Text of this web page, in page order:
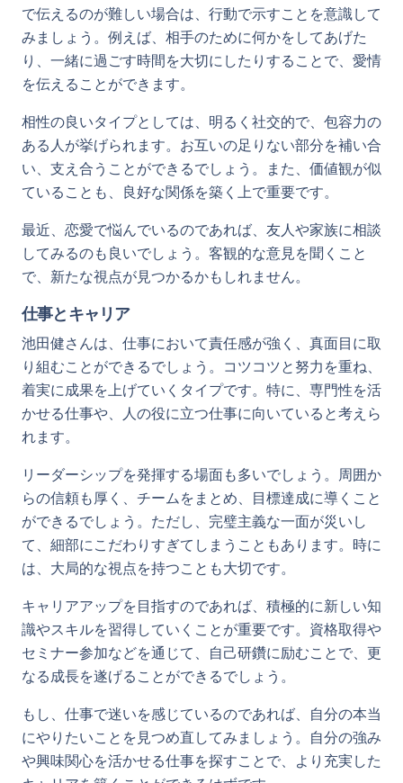
で伝えるのが難しい場合は、行動で示すことを意識して
みましょう。例えば、相手のために何かをしてあげた
り、一緒に過ごす時間を大切にしたりすることで、愛情
を伝えることができます。
相性の良いタイプとしては、明るく社交的で、包容力の
ある人が挙げられます。お互いの足りない部分を補い合
い、支え合うことができるでしょう。また、価値観が似
ていることも、良好な関係を築く上で重要です。
最近、恋愛で悩んでいるのであれば、友人や家族に相談
してみるのも良いでしょう。客観的な意見を聞くこと
で、新たな視点が見つかるかもしれません。
仕事とキャリア
池田健さんは、仕事において責任感が強く、真面目に取
り組むことができるでしょう。コツコツと努力を重ね、
着実に成果を上げていくタイプです。特に、専門性を活
かせる仕事や、人の役に立つ仕事に向いていると考えら
れます。
リーダーシップを発揮する場面も多いでしょう。周囲か
らの信頼も厚く、チームをまとめ、目標達成に導くこと
ができるでしょう。ただし、完璧主義な一面が災いし
て、細部にこだわりすぎてしまうこともあります。時に
は、大局的な視点を持つことも大切です。
キャリアアップを目指すのであれば、積極的に新しい知
識やスキルを習得していくことが重要です。資格取得や
セミナー参加などを通じて、自己研鑽に励むことで、更
なる成長を遂げることができるでしょう。
もし、仕事で迷いを感じているのであれば、自分の本当
にやりたいことを見つめ直してみましょう。自分の強み
や興味関心を活かせる仕事を探すことで、より充実した